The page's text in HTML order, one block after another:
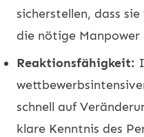
sicherstellen, dass
die nötige Manpower
Reaktionsfähigkeit:
schnell auf
klare Kenntnis des